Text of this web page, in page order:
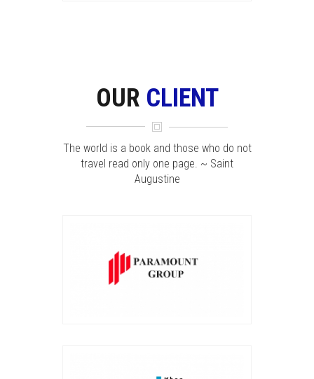
OUR CLIENT
The world is a book and those who do not
travel read only one page. ~ Saint
Augustine